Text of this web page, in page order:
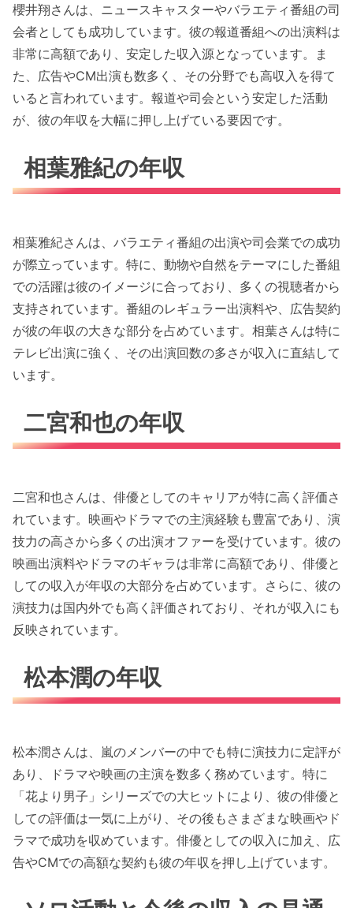
櫻井翔さんは、ニュースキャスターやバラエティ番組の司
会者としても成功しています。彼の報道番組への出演料は
非常に高額であり、安定した収入源となっています。ま
た、広告やCM出演も数多く、その分野でも高収入を得て
いると言われています。報道や司会という安定した活動
が、彼の年収を大幅に押し上げている要因です。
相葉雅紀の年収
相葉雅紀さんは、バラエティ番組の出演や司会業での成功
が際立っています。特に、動物や自然をテーマにした番組
での活躍は彼のイメージに合っており、多くの視聴者から
支持されています。番組のレギュラー出演料や、広告契約
が彼の年収の大きな部分を占めています。相葉さんは特に
テレビ出演に強く、その出演回数の多さが収入に直結して
います。
二宮和也の年収
二宮和也さんは、俳優としてのキャリアが特に高く評価さ
れています。映画やドラマでの主演経験も豊富であり、演
技力の高さから多くの出演オファーを受けています。彼の
映画出演料やドラマのギャラは非常に高額であり、俳優と
しての収入が年収の大部分を占めています。さらに、彼の
演技力は国内外でも高く評価されており、それが収入にも
反映されています。
松本潤の年収
松本潤さんは、嵐のメンバーの中でも特に演技力に定評が
あり、ドラマや映画の主演を数多く務めています。特に
「花より男子」シリーズでの大ヒットにより、彼の俳優と
しての評価は一気に上がり、その後もさまざまな映画やド
ラマで成功を収めています。俳優としての収入に加え、広
告やCMでの高額な契約も彼の年収を押し上げています。